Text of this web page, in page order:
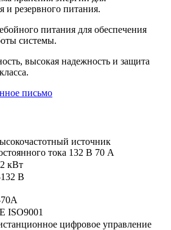
и резервного питания.
питания для обеспечения
системы.
высокая надежность и защита
письмо
источник
тока 132 В 70 А
кВт
В
ISO9001
цифровое управление